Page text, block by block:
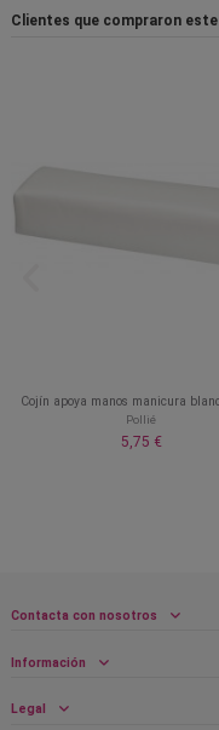
Clientes que compraron
Cojín apoya manos manicura
Pollié
5,75 €
Contacta con nosotros
Información
Legal